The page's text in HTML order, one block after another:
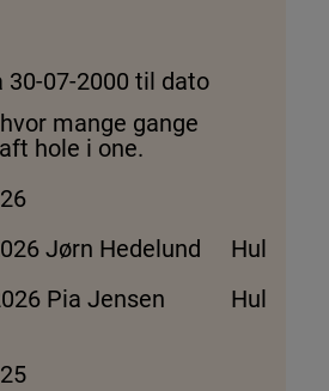
30-07-2000 til dato
mange gange
hole i one.
Jørn Hedelund Hul
Pia Jensen Hul